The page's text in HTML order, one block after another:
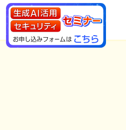
その他製品
情報